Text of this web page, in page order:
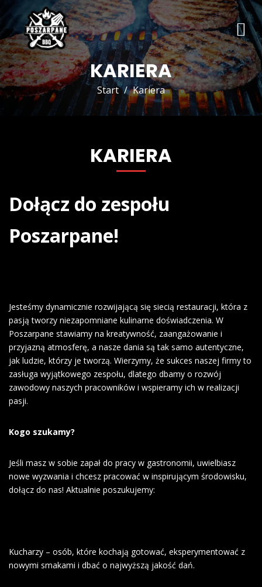
KARIERA
Start Kariera
KARIERA
Dołącz do zespołu
Poszarpane!
Jesteśmy dynamicznie rozwijającą się siecią restauracji, która z
pasją tworzy niezapomniane kulinarne doświadczenia. W
Poszarpane stawiamy na kreatywność, zaangażowanie i
przyjazną atmosferę, a nasze dania są tak samo autentyczne,
jak ludzie, którzy je tworzą. Wierzymy, że sukces naszej firmy to
zasługa wyjątkowego zespołu, dlatego dbamy o rozwój
zawodowy naszych pracowników i wspieramy ich w realizacji
pasji.
Kogo szukamy?
Jeśli masz w sobie zapał do pracy w gastronomii, uwielbiasz
nowe wyzwania i chcesz pracować w inspirującym środowisku,
dołącz do nas! Aktualnie poszukujemy:
Kucharzy – osób, które kochają gotować, eksperymentować z
nowymi smakami i dbać o najwyższą jakość dań.